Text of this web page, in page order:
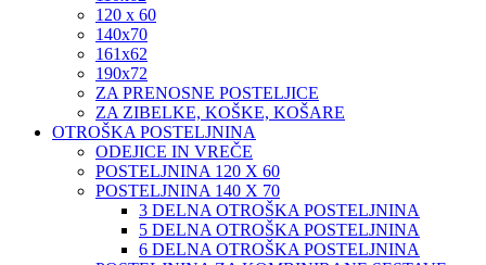
120 x 60
140x70
161x62
190x72
ZA PRENOSNE POSTELJICE
ZA ZIBELKE, KOŠKE, KOŠARE
OTROŠKA POSTELJNINA
ODEJICE IN VREČE
POSTELJNINA 120 X 60
POSTELJNINA 140 X 70
3 DELNA OTROŠKA POSTELJNINA
5 DELNA OTROŠKA POSTELJNINA
6 DELNA OTROŠKA POSTELJNINA